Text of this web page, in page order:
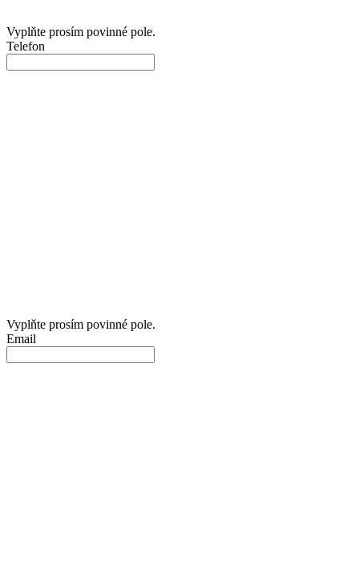
Vyplňte prosím povinné pole.
Telefon
Vyplňte prosím povinné pole.
Email